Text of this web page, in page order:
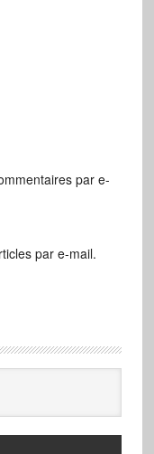
par e-
par e-mail.